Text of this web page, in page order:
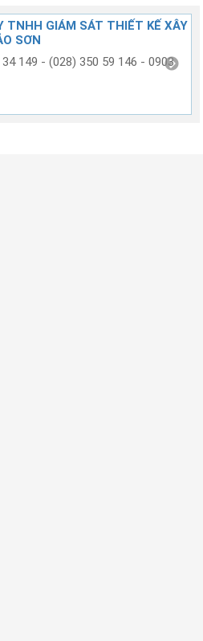
TNHH GIÁM SÁT THIẾT KẾ XÂY
SƠN
350 59 146 - 0903